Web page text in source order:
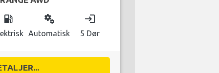
local_gas_station miscellaneous_services
Automatisk
login
5 Dør